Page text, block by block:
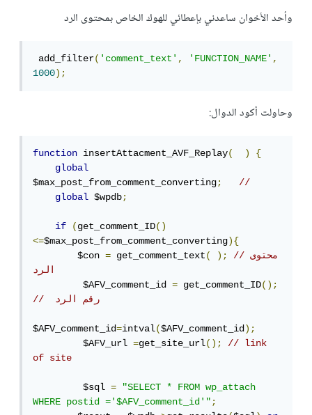
وأحد الأخوان ساعدني بإعطائي للهوك الخاص بمحتوى الرد
add_filter('comment_text', 'FUNCTION_NAME',
1000);
وحاولت أكود الدوال:
function insertAttacment_AVF_Replay( )
{
global
$max_post_from_comment_converting;
//
global $wpdb;
if (get_comment_ID()
<=$max_post_from_comment_converting){
        $con
= get_comment_text( );
//ﻣﺤﺘﻮﻯ
اﻟﺮﺩ
         $AFV_comment_id
= get_comment_ID();
//  ﺭﻗﻢ اﻟﺮﺩ
$AFV_comment_id=intval($AFV_comment_id);
         $AFV_url
=get_site_url();
// link
of site
         $sql
=
"SELECT * FROM wp_attach
WHERE postid ='$AFV_comment_id'";